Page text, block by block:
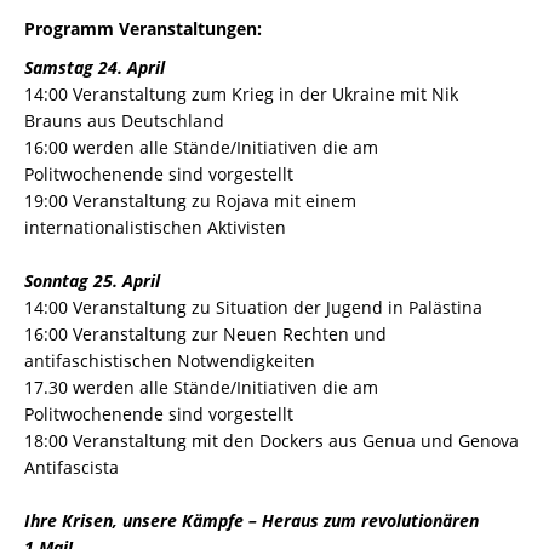
Programm Veranstaltungen:
Samstag 24. April
14:00 Veranstaltung zum Krieg in der Ukraine mit Nik
Brauns aus Deutschland
16:00 werden alle Stände/Initiativen die am
Politwochenende sind vorgestellt
19:00 Veranstaltung zu Rojava mit einem
internationalistischen Aktivisten
Sonntag 25. April
14:00 Veranstaltung zu Situation der Jugend in Palästina
16:00 Veranstaltung zur Neuen Rechten und
antifaschistischen Notwendigkeiten
17.30 werden alle Stände/Initiativen die am
Politwochenende sind vorgestellt
18:00 Veranstaltung mit den Dockers aus Genua und Genova
Antifascista
Ihre Krisen, unsere Kämpfe – Heraus zum revolutionären